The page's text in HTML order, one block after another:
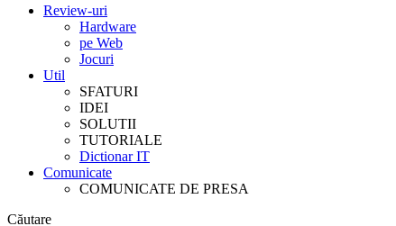
Review-uri
Hardware
pe Web
Jocuri
Util
SFATURI
IDEI
SOLUTII
TUTORIALE
Dictionar IT
Comunicate
COMUNICATE DE PRESA
Căutare